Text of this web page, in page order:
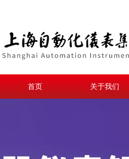
首页 关于我们